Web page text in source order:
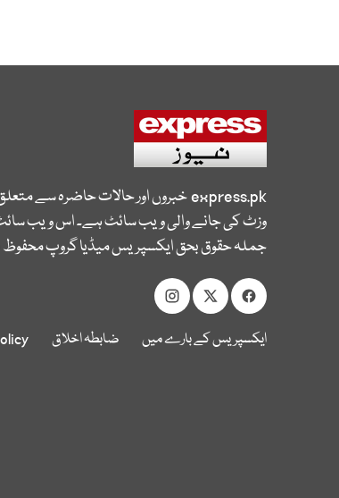
express.pkخبروں اور حالات حاضرہ سے
وزٹ کی جانے والی ویب سائٹ ہے۔ اس ویب سائٹ
جملہ حقوق بحق ایکسپریس میڈیا گروپ محفوظ
ایکسپریس کے بارے میں ضابطہ اخلاق